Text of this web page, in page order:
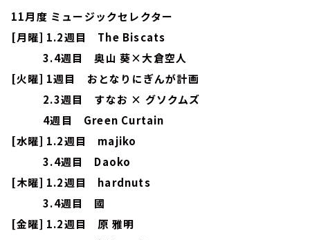
11月度 ミュージックセレクター
[月曜] 1.2週目 The Biscats
3.4週目 奥山 葵×大倉空人
[火曜] 1週目 おとなりにぎんが計画
2.3週目 すなお × グソクムズ
4週目 Green Curtain
[水曜] 1.2週目 majiko
3.4週目 Daoko
[木曜] 1.2週目 hardnuts
3.4週目 國
[金曜] 1.2週目 原 雅明